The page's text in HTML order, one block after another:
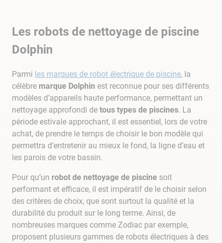
Les robots de nettoyage de piscine
Dolphin
Parmi les marques de robot électrique de piscine, la
célèbre marque Dolphin est reconnue pour ses différents
modèles d’appareils haute performance, permettant un
nettoyage approfondi de tous types de piscines. La
période estivale approchant, il est essentiel, lors de votre
achat, de prendre le temps de choisir le bon modèle qui
permettra d’entretenir au mieux le fond, la ligne d’eau et
les parois de votre bassin.
Pour qu’un robot de nettoyage de piscine soit
performant et efficace, il est impératif de le choisir selon
des critères de choix, que sont surtout la qualité et la
durabilité du produit sur le long terme. Ainsi, de
nombreuses marques comme Zodiac par exemple,
proposent plusieurs gammes de robots électriques à des
10. chlore choc